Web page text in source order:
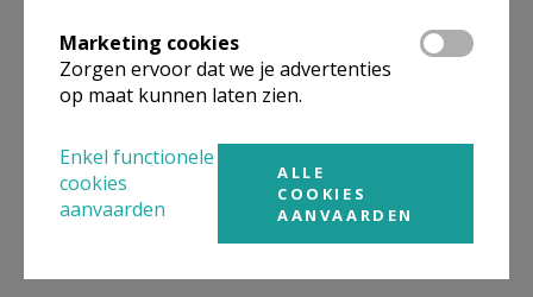
Deel dit artikel
Marketing cookies
Zorgen ervoor dat we je advertenties
op maat kunnen laten zien.
Enkel functionele
cookies
aanvaarden
ALLE
COOKIES
AANVAARDEN